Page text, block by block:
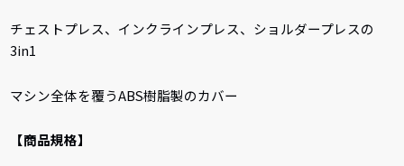
チェストプレス、インクラインプレス、ショルダープレスの
3in1
マシン全体を覆うABS樹脂製のカバー
【商品規格】